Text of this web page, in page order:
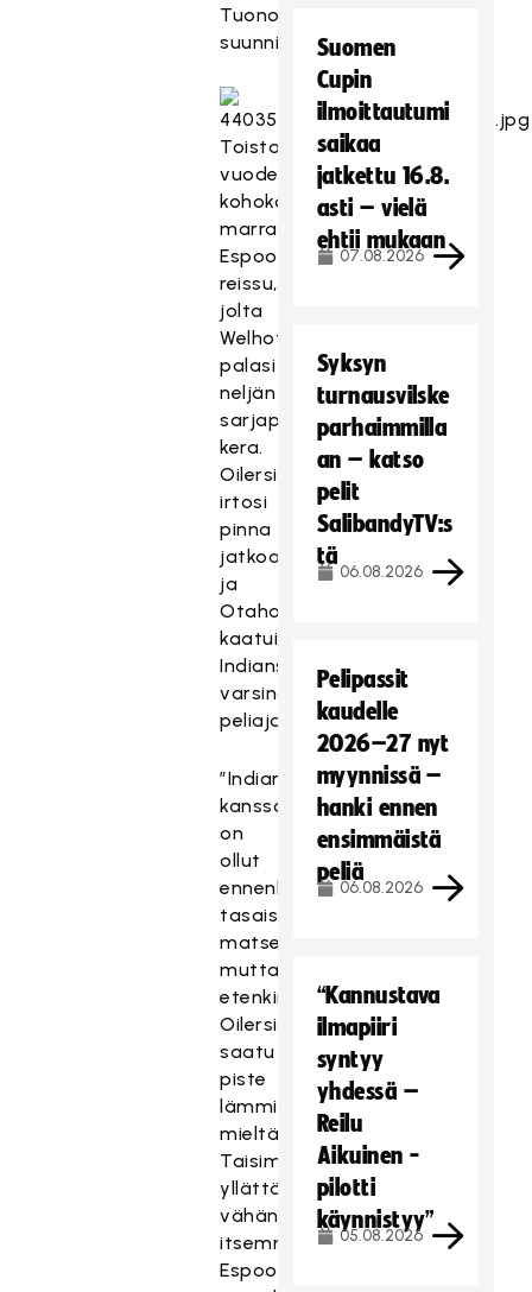
Tuononen
suunnittelee.
Toistaiseksi
vuoden
kohokohta
marraskuinen
Espoon
reissu,
jolta
Welhot
palasi
neljän
sarjapisteen
kera.
Oilersilta
irtosi
pinna
jatkoaikatappiosta
ja
Otahallissa
kaatui
Indians
varsinaisella
peliajalla.
”Indiansin
kanssa
on
ollut
ennenkin
tasaisia
matseja,
mutta
etenkin
Oilersilta
saatu
piste
lämmitti
mieltä.
Taisimme
yllättää
vähän
itsemmekin
Espoon
Suomen
Cupin
ilmoittautumi
saikaa
jatkettu 16.8.
asti – vielä
ehtii mukaan
07.08.2026
Syksyn
turnausvilske
parhaimmilla
an – katso
pelit
SalibandyTV:s
tä
06.08.2026
Pelipassit
kaudelle
2026–27 nyt
myynnissä –
hanki ennen
ensimmäistä
peliä
06.08.2026
“Kannustava
ilmapiiri
syntyy
yhdessä –
Reilu
Aikuinen -
pilotti
käynnistyy”
05.08.2026